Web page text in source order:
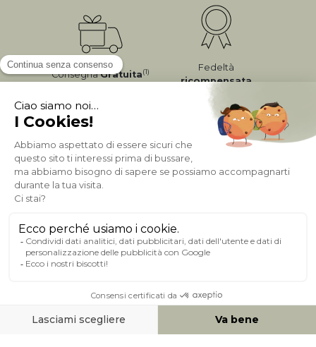
ConsegnaGratuita(1)
Fedeltà
ricompensata
Pagamento sicuro
A PROPOSITO DI MILIBOO
AIUTO & CONTATTO